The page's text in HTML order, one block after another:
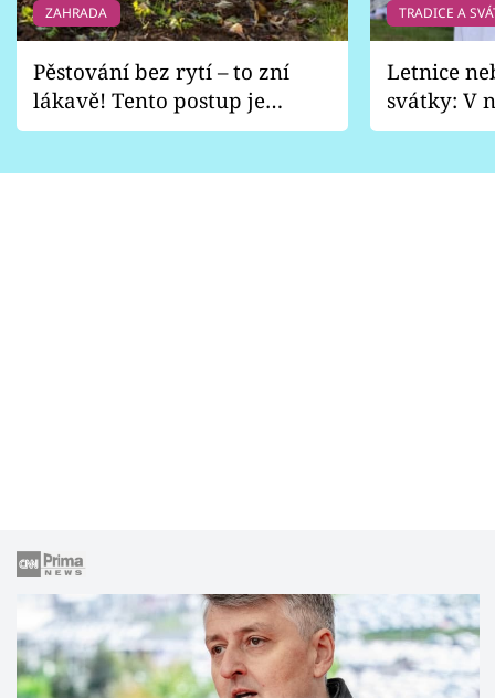
ZAHRADA
Pěstování bez rytí – to zní
lákavě! Tento postup je
vhodný jen pro některé
TRADICE A
Letnice
svátky: V
pondělí